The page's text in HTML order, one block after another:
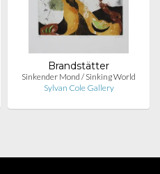
Brandstätter
Sinkender Mond / Sinking World
Sylvan Cole Gallery